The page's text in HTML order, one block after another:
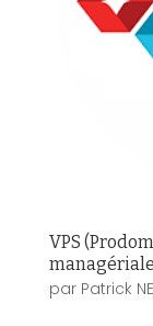
VPS
par Patrick